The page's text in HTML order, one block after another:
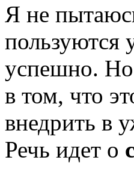
Я не
пользуются
успешно. Но
в том, что
внедрить в
Речь идет о